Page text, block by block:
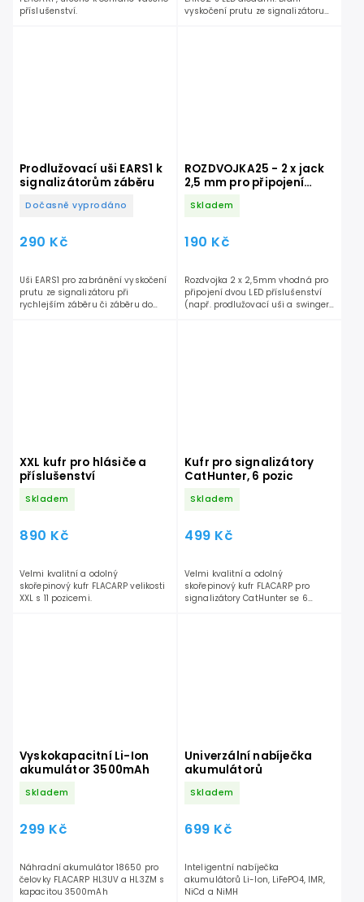
příslušenství.
vyskočení prutu ze signalizátoru
Prodlužovací uši EARS1 k
signalizátorům záběru
Dočasně vyprodáno
290 Kč
Uši EARS1 pro zabránění vyskočení
prutu ze signalizátoru při
rychlejším záběru či záběru do
ROZDVOJKA25 - 2 x jack
2,5 mm pro připojení
signalizátorům
Skladem
190 Kč
Rozdvojka 2 x 2,5mm vhodná pro
připojení dvou LED příslušenství
(např. prodlužovací uši a swinger)
XXL kufr pro hlásiče a
příslušenství
Skladem
890 Kč
Velmi kvalitní a odolný
skořepinový kufr FLACARP velikosti
XXL s 11 pozicemi.
Kufr pro signalizátory
CatHunter, 6 pozic
Skladem
499 Kč
Velmi kvalitní a odolný
skořepinový kufr FLACARP pro
signalizátory CatHunter se 6
Vyskokapacitní Li-Ion
akumulátor 3500mAh
Skladem
299 Kč
Náhradní akumulátor 18650 pro
čelovky FLACARP HL3UV a HL3ZM s
kapacitou 3500mAh
Univerzální nabíječka
akumulátorů
Skladem
699 Kč
Inteligentní nabíječka
akumulátorů Li-Ion, LiFePO4, IMR,
NiCd a NiMH